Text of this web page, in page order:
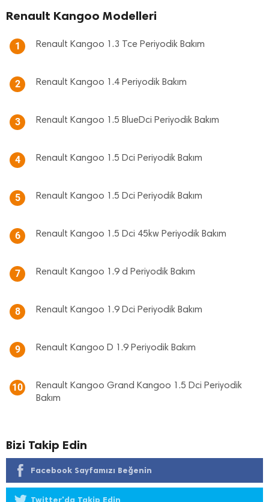
Renault Kangoo Modelleri
1 Renault Kangoo 1.3 Tce Periyodik Bakım
2 Renault Kangoo 1.4 Periyodik Bakım
3 Renault Kangoo 1.5 BlueDci Periyodik Bakım
4 Renault Kangoo 1.5 Dci Periyodik Bakım
5 Renault Kangoo 1.5 Dci Periyodik Bakım
6 Renault Kangoo 1.5 Dci 45kw Periyodik Bakım
7 Renault Kangoo 1.9 d Periyodik Bakım
8 Renault Kangoo 1.9 Dci Periyodik Bakım
9 Renault Kangoo D 1.9 Periyodik Bakım
10
Renault Kangoo Grand Kangoo 1.5 Dci Periyodik
Bakım
Bizi Takip Edin
Facebook Sayfamızı Beğenin
Twitter'da Takip Edin